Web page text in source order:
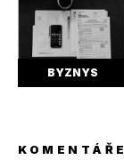
BYZNYS
KOMENTÁŘE